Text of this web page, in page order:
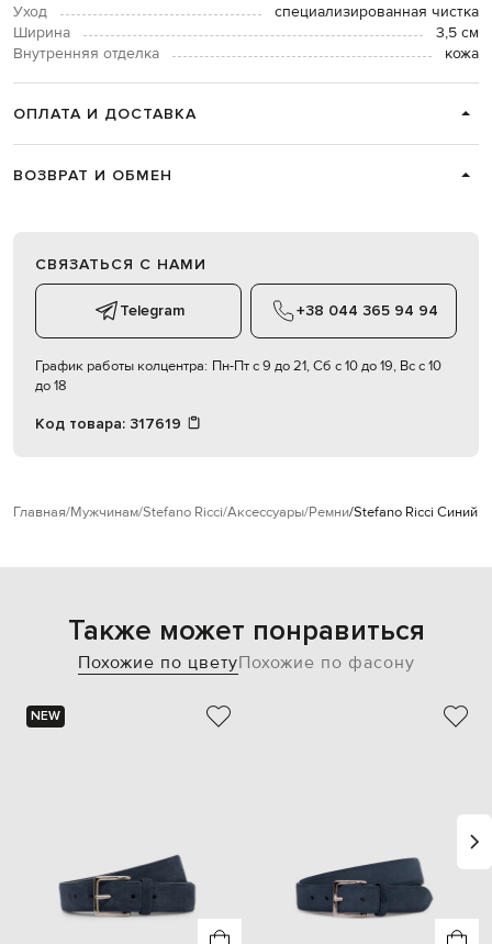
Уход
специализированная чистка
Ширина
3,5 см
Внутренняя отделка
кожа
ОПЛАТА И ДОСТАВКА
ВОЗВРАТ И ОБМЕН
СВЯЗАТЬСЯ С НАМИ
Telegram +38 044 365 94 94
График работы колцентра: Пн-Пт с 9 до 21, Сб с 10 до 19, Вс с 10
до 18
Код товара: 317619
Главная Мужчинам Stefano Ricci Аксессуары Ремни Stefano Ricci Синий
Также может понравиться
Похожие по цветуПохожие по фасону
NEW